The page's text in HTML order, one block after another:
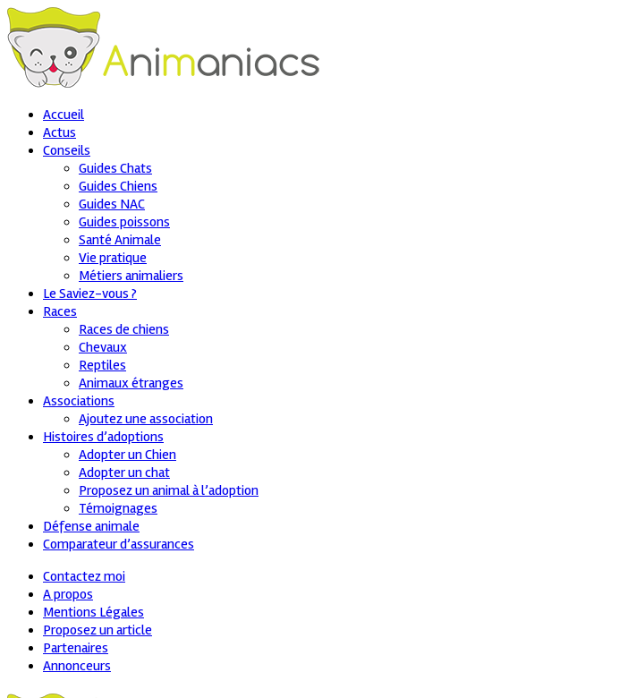
Accueil
Actus
Conseils
Guides Chats
Guides Chiens
Guides NAC
Guides poissons
Santé Animale
Vie pratique
Métiers animaliers
Le Saviez-vous ?
Races
Races de chiens
Chevaux
Reptiles
Animaux étranges
Associations
Ajoutez une association
Histoires d’adoptions
Adopter un Chien
Adopter un chat
Proposez un animal à l’adoption
Témoignages
Défense animale
Comparateur d’assurances
Contactez moi
A propos
Mentions Légales
Proposez un article
Partenaires
Annonceurs